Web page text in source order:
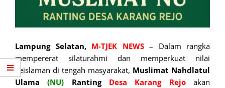
Lampung Selatan, M-TJEK NEWS– Dalam rangka
mempererat silaturahmi dan memperkuat nilai
keislaman di tengah masyarakat, Muslimat Nahdlatul
Ulama(NU) Ranting Desa Karang Rejoakan